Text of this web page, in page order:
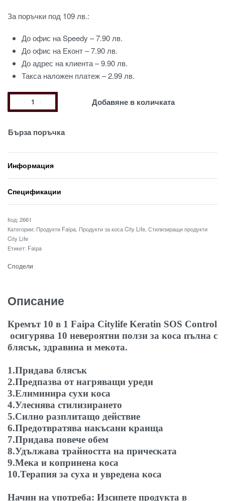
За поръчки под 109 лв.:
До офис на Speedy – 7.90 лв.
До офис на Еконт – 7.90 лв.
До адрес на клиента – 9.90 лв.
Такса наложен платеж – 2.99 лв.
Добавяне в количката
Бърза поръчка
Информация
Спецификации
2661
Категории: Продукти Faipa, Продукти за коса City Life, Стилизиращи продукти
City Life
Етикет: Faipa
Сподели
Описание
Кремът 10 в 1 Faipa Citylife Keratin SOS Control
осигурява 10 невероятни ползи за коса пълна с
блясък, здравина и мекота.
1.Придава блясък
2.Предпазва от нагряващи уреди
3.Елиминира сухи коса
4.Улеснява стилизирането
5.Силно разплитащо действие
6.Предотвратява накъсани краища
7.Придава повече обем
8.Удължава трайността на прическата
9.Мека и копринена коса
10.Терапия за суха и увредена коса
Начин на употреба: Изсипете продукта в